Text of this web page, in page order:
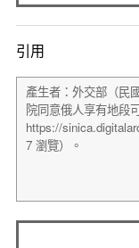
引用